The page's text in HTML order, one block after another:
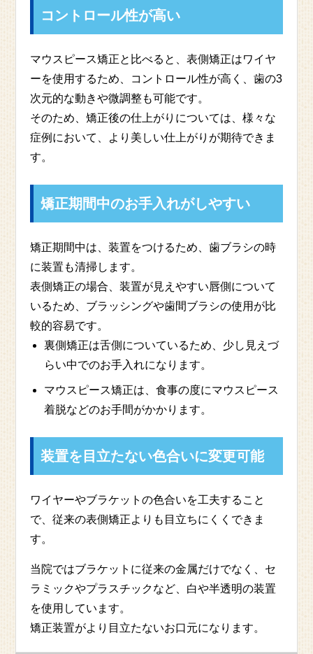
コントロール性が高い
マウスピース矯正と比べると、表側矯正はワイヤ
ーを使用するため、コントロール性が高く、歯の3
次元的な動きや微調整も可能です。
そのため、矯正後の仕上がりについては、様々な
症例において、より美しい仕上がりが期待できま
す。
矯正期間中のお手入れがしやすい
矯正期間中は、装置をつけるため、歯ブラシの時
に装置も清掃します。
表側矯正の場合、装置が見えやすい唇側について
いるため、ブラッシングや歯間ブラシの使用が比
較的容易です。
裏側矯正は舌側についているため、少し見えづ
らい中でのお手入れになります。
マウスピース矯正は、食事の度にマウスピース
着脱などのお手間がかかります。
装置を目立たない色合いに変更可能
ワイヤーやブラケットの色合いを工夫すること
で、従来の表側矯正よりも目立ちにくくできま
す。
当院ではブラケットに従来の金属だけでなく、セ
ラミックやプラスチックなど、白や半透明の装置
を使用しています。
矯正装置がより目立たないお口元になります。